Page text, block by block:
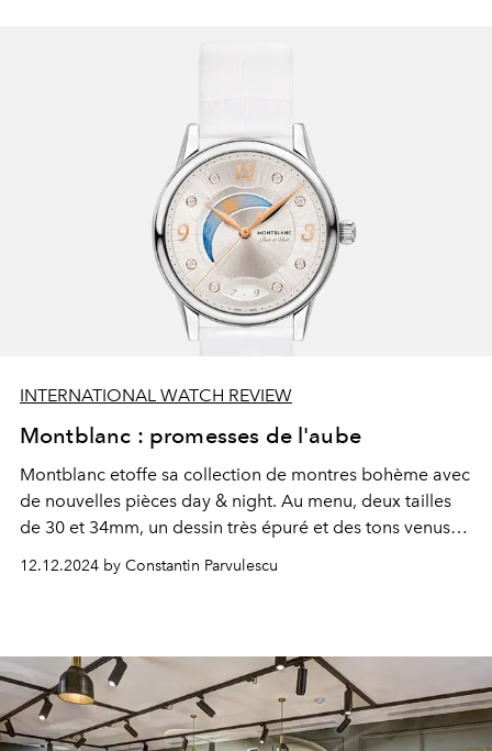
INTERNATIONAL WATCH REVIEW
Montblanc : promesses de l'aube
Montblanc etoffe sa collection de montres bohème avec
de nouvelles pièces day & night. Au menu, deux tailles
de 30 et 34mm, un dessin très épuré et des tons venus
12.12.2024 by Constantin Parvulescu